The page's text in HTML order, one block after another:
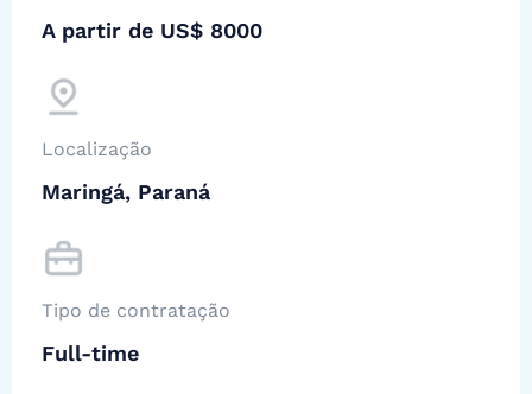
A partir de US$ 8000
Localização
Maringá, Paraná
Tipo de contratação
Full-time